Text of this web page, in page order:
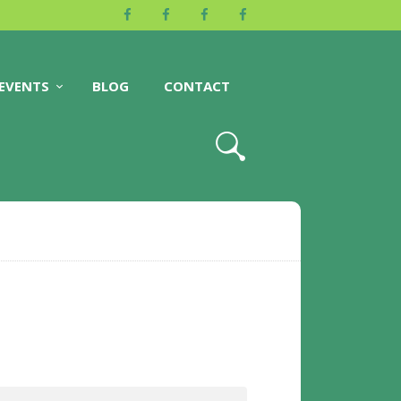
EVENTS BLOG CONTACT